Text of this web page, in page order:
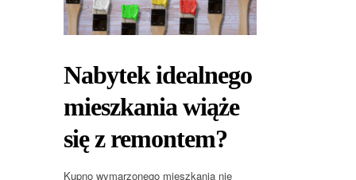
Nabytek idealnego
mieszkania wiąże
się z remontem?
Kupno wymarzonego mieszkania nie